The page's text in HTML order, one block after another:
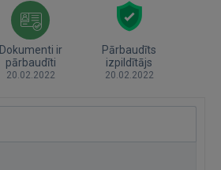
Dokumenti ir
pārbaudīti
20.02.2022
Pārbaudīts
izpildītājs
20.02.2022